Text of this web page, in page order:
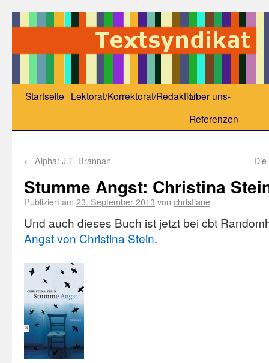
Startseite Lektorat/Korrektorat/RedaktionÜber uns-
Referenzen
← Alpha: J.T. Brannan
Stumme Angst: Christina
Publiziert am 23. September 2013 von christiane
Und auch dieses Buch ist jetzt bei cbt
Angst von Christina Stein.